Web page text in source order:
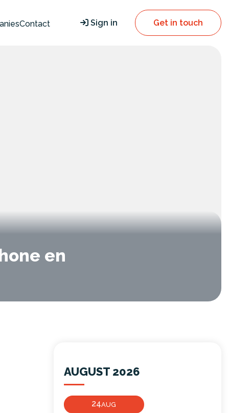
Contact Sign in Get in touch
en
AUGUST 2026
24AUG